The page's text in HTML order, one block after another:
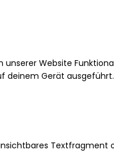
unserer Website
deinem Gerät ausgeführt.
Textfragment